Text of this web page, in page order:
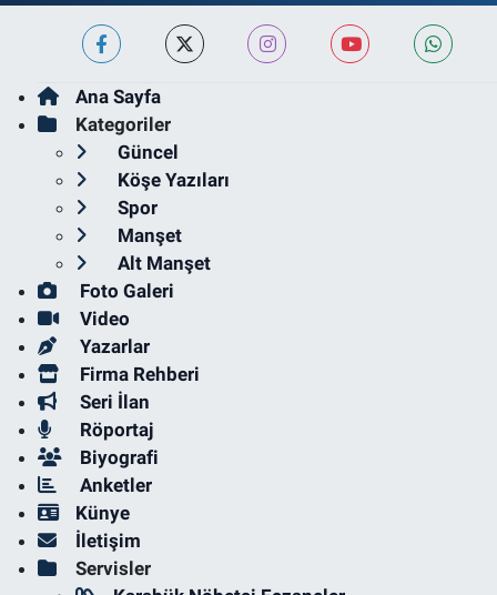
Ana Sayfa
Kategoriler
Güncel
Köşe Yazıları
Spor
Manşet
Alt Manşet
Foto Galeri
Video
Yazarlar
Firma Rehberi
Seri İlan
Röportaj
Biyografi
Anketler
Künye
İletişim
Servisler